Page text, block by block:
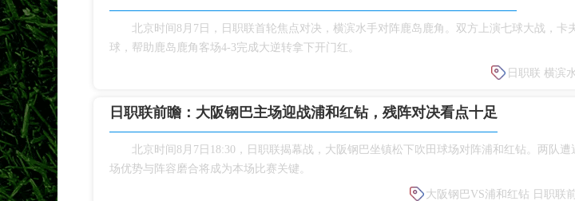
北京时间8月7日，日职联首轮焦点对决，横滨水手对阵鹿岛鹿角。双方上演七球大战，卡
球，帮助鹿岛鹿角客场4‑3完成大逆转拿下开门红。
日职联 横滨
日职联前瞻：大阪钢巴主场迎战浦和红钻，残阵对决看点十足
北京时间8月7日18:30，日职联揭幕战，大阪钢巴坐镇松下吹田球场对阵浦和红钻。两队
场优势与阵容磨合将成为本场比赛关键。
大阪钢巴VS浦和红钻 日职联